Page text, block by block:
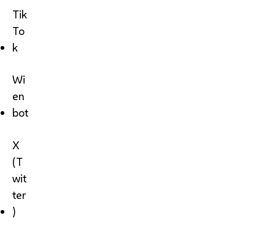
Tik
To
k
Wi
en
bot
X
(T
wit
ter
)